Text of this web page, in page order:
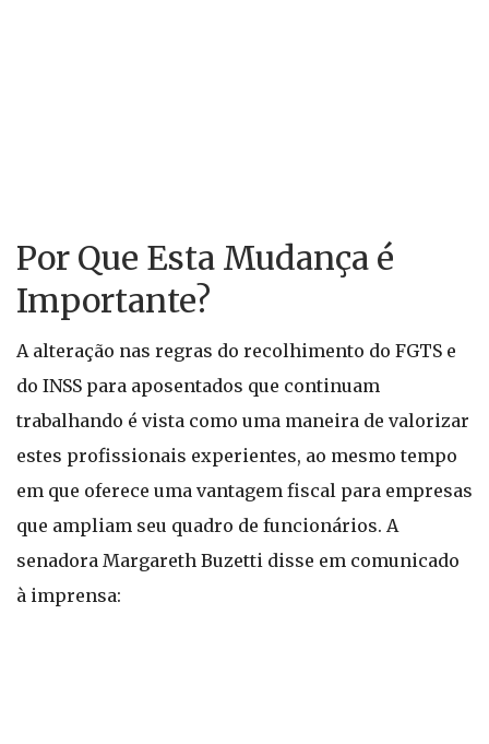
Por Que Esta Mudança é
Importante?
A alteração nas regras do recolhimento do FGTS e
do INSS para aposentados que continuam
trabalhando é vista como uma maneira de valorizar
estes profissionais experientes, ao mesmo tempo
em que oferece uma vantagem fiscal para empresas
que ampliam seu quadro de funcionários. A
senadora Margareth Buzetti disse em comunicado
à imprensa: